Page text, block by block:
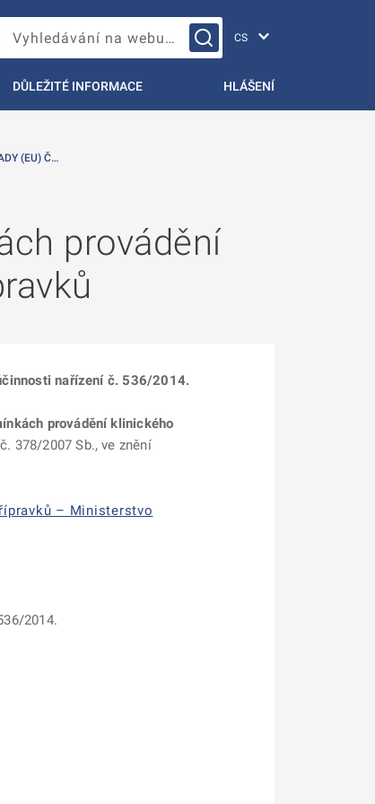
Vyhledávání na webu…
DŮLEŽITÉ INFORMACE HLÁŠENÍ
(EU) Č…
provádění
nařízení č. 536/2014.
provádění klinického
378/2007 Sb., ve znění
– Ministerstvo
2014.